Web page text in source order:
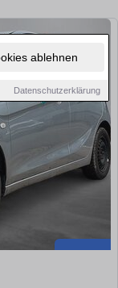
ablehnen
Datenschutzerklärung